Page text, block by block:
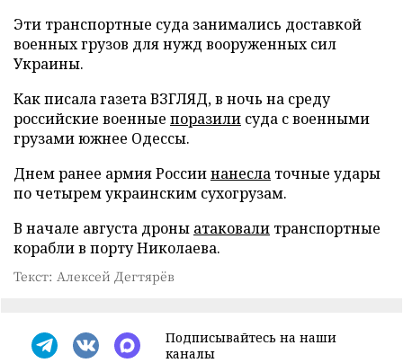
Эти транспортные суда занимались доставкой
военных грузов для нужд вооруженных сил
Украины.
Как писала газета ВЗГЛЯД, в ночь на среду
российские военные поразили суда с военными
грузами южнее Одессы.
Днем ранее армия Россиинанесла точные удары
по четырем украинским сухогрузам.
В начале августа дроны атаковали транспортные
корабли в порту Николаева.
Текст: Алексей Дегтярёв
Подписывайтесь на наши
каналы